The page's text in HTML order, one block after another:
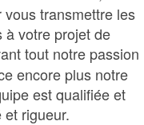
transmettre les
à votre projet de
tout notre passion
encore plus notre
est qualifiée et
rigueur.